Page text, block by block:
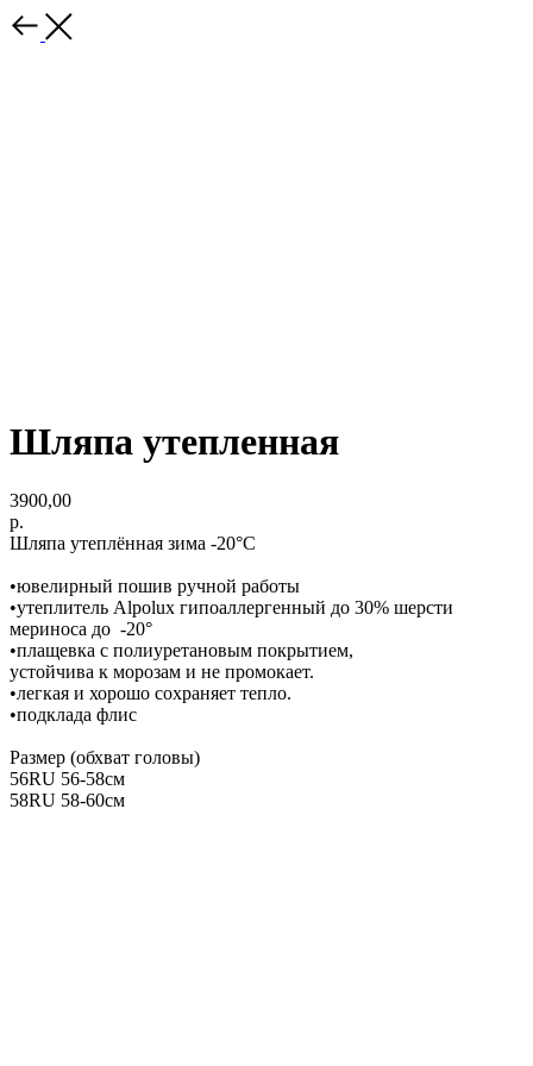
Шляпа утепленная
3900,00
р.
Шляпа утеплённая зима -20°C
•ювелирный пошив ручной работы
•утеплитель Alpolux гипоаллергенный до 30% шерсти
мериноса до -20°
•плащевка с полиуретановым покрытием,
устойчива к морозам и не промокает.
•легкая и хорошо сохраняет тепло.
•подклада флис
Размер (обхват головы)
56RU 56-58см
58RU 58-60см